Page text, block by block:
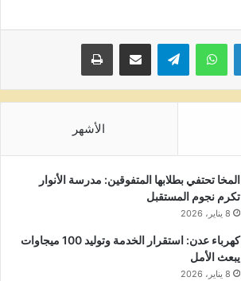
لينكدإن واتساب تيلقرام مشاركة عبر البريد طباعة
الأشهر
المخا تحتفي بطلابها المتفوقين: مدرسة الأنوار
تكرم نجوم المستقبل
8 يناير، 2026
كهرباء عدن: استقرار الخدمة وتوليد 100 ميجاوات
يبعث الأمل
8 يناير، 2026